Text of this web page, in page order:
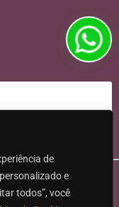
de
e
todos”, você